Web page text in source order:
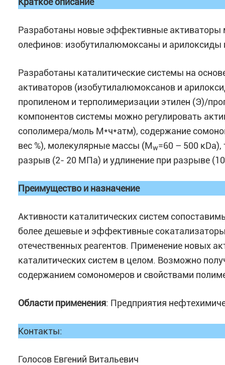
Разработаны новые эффективные активаторы
олефинов: изобутилалюмоксаны и арилоксиды
Разработаны каталитические системы на
активаторов (изобутилалюмоксанов и
пропиленом и терполимеризации этилен (Э)/
компонентов системы можно регулировать
сополимера/моль М*ч*атм), содержание
вес %), молекулярные массы (Mw=60 – 500
разрыв (2- 20 МПа) и удлинение при разрыве
Преимущество и назначение
Активности каталитических систем
более дешевые и эффективные
отечественных реагентов. Применение новых
каталитических систем в целом. Возможно
содержанием сомономеров и свойствами
Области применения: Предприятия
Контакты:
Голосов Евгений Витальевич